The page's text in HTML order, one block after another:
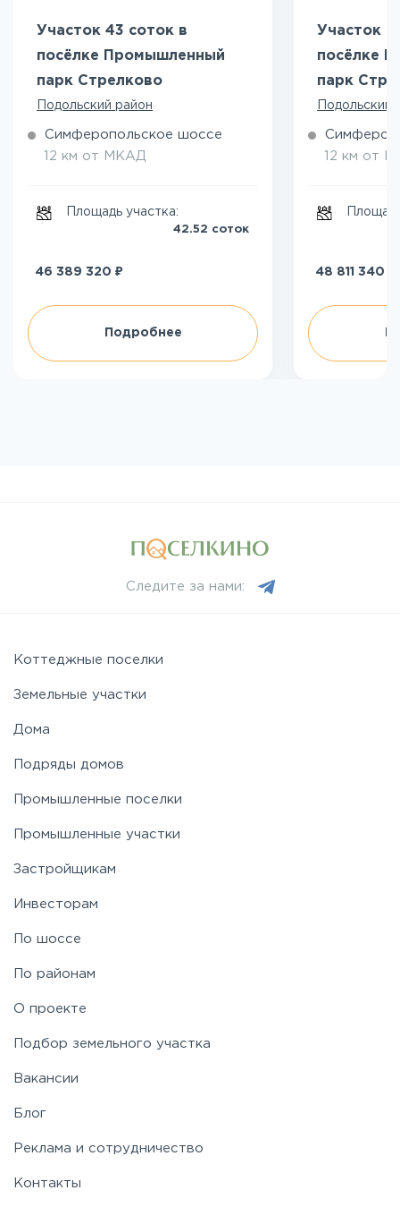
Участок 43 соток в
посёлке Промышленный
парк Стрелково
Подольский район
Симферопольское шоссе
12 км от МКАД
Площадь участка:
42.52 соток
46 389 320 ₽
Подробнее
Участок
посёлке
парк
Подольский
12 км от
48 811 340
Следите за нами:
Коттеджные поселки
Земельные участки
Дома
Подряды домов
Промышленные поселки
Промышленные участки
Застройщикам
Инвесторам
По шоссе
По районам
О проекте
Подбор земельного участка
Вакансии
Блог
Реклама и сотрудничество
Контакты